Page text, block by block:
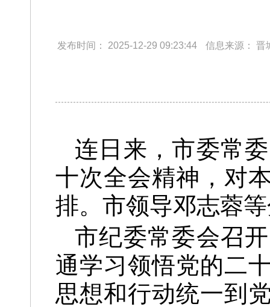
发布时间： 2025-12-29 09:23:44 信息来源： 晋
连日来，市委常
十次全会精神，对
排。市领导邓志蓉
市纪委常委会召
通学习领悟党的二
思想和行动统一到